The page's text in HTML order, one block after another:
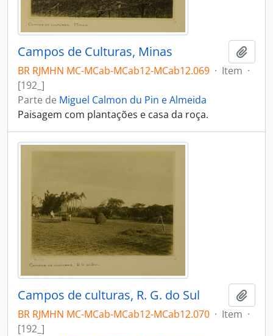
Campos de Culturas, Minas
BR RJMHN MC-MCab-MCab12-MCab12.069 · Item ·
[192_]
Parte de Miguel Calmon du Pin e Almeida
Paisagem com plantações e casa da roça.
Campos de culturas, R. G. do Sul
BR RJMHN MC-MCab-MCab12-MCab12.070 · Item ·
[192_]